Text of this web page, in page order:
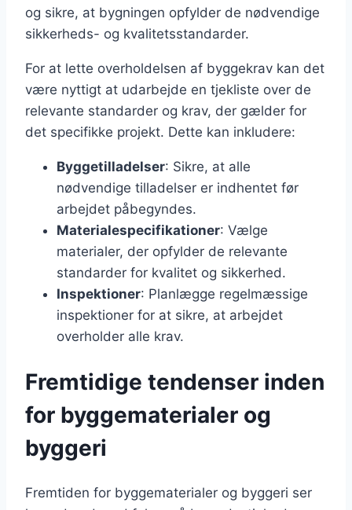
og sikre, at bygningen opfylder de nødvendige
sikkerheds- og kvalitetsstandarder.
For at lette overholdelsen af byggekrav kan det
være nyttigt at udarbejde en tjekliste over de
relevante standarder og krav, der gælder for
det specifikke projekt. Dette kan inkludere:
Byggetilladelser: Sikre, at alle
nødvendige tilladelser er indhentet før
arbejdet påbegyndes.
Materialespecifikationer: Vælge
materialer, der opfylder de relevante
standarder for kvalitet og sikkerhed.
Inspektioner: Planlægge regelmæssige
inspektioner for at sikre, at arbejdet
overholder alle krav.
Fremtidige tendenser inden
for byggematerialer og
byggeri
Fremtiden for byggematerialer og byggeri ser